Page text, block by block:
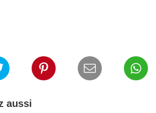
aussi